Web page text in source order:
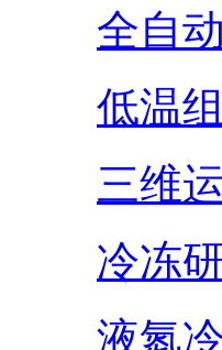
全自
低温
三维
冷冻
液氮